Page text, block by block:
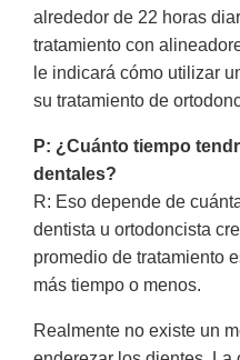
alrededor de 22 horas
tratamiento con
le indicará cómo utilizar
su tratamiento de
P: ¿Cuánto tiempo
dentales?
R: Eso depende de
dentista u ortodoncista
promedio de tratamiento
más tiempo o menos.
Realmente no existe un